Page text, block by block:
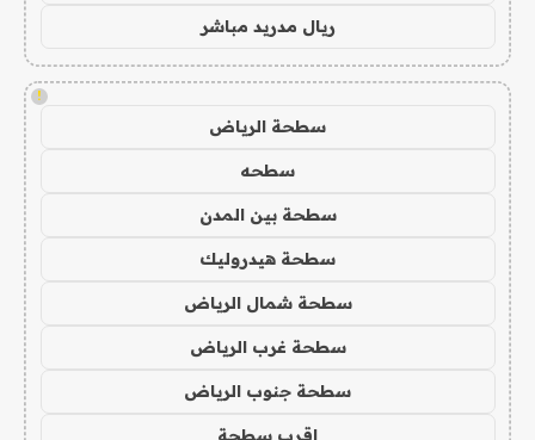
ريال مدريد مباشر
!
سطحة الرياض
سطحه
سطحة بين المدن
سطحة هيدروليك
سطحة شمال الرياض
سطحة غرب الرياض
سطحة جنوب الرياض
اقرب سطحة